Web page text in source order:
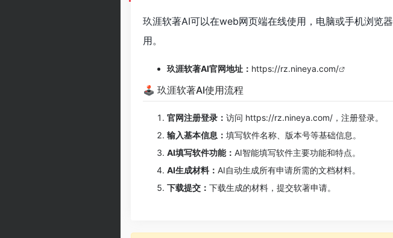
玖涯软著AI可以在web网页端在线使用，电脑或手机浏览
用。
玖涯软著AI官网地址： https://rz.nineya.com/
🕹 玖涯软著AI使用流程
官网注册登录： 访问 https://rz.nineya.com/，注册登录。
输入基本信息： 填写软件名称、版本号等基础信息。
AI填写软件功能： AI智能填写软件主要功能和特点。
AI生成材料： AI自动生成所有申请所需的文档材料。
下载提交： 下载生成的材料，提交软著申请。